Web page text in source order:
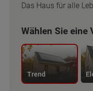
Das Haus für alle
Wählen Sie eine
Trend